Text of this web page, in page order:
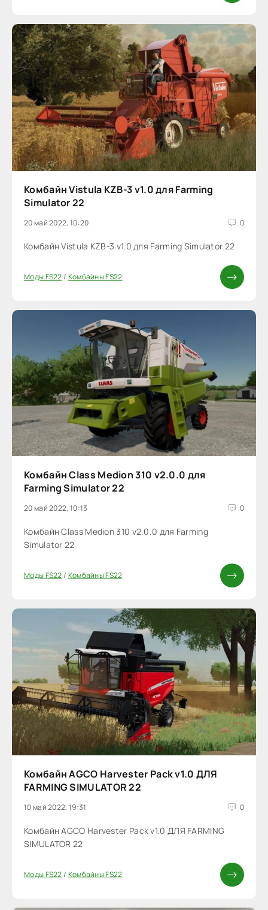
Комбайн Vistula KZB-3 v1.0 для Farming
Simulator 22
20 май 2022, 10:20 0
Комбайн Vistula KZB-3 v1.0 для Farming Simulator 22
Моды FS22/ Комбайны FS22
Комбайн Class Medion 310 v2.0.0 для
Farming Simulator 22
20 май 2022, 10:13 0
Комбайн Class Medion 310 v2.0.0 для Farming
Simulator 22
Моды FS22/ Комбайны FS22
Комбайн AGCO Harvester Pack v1.0 ДЛЯ
FARMING SIMULATOR 22
10 май 2022, 19:31 0
Комбайн AGCO Harvester Pack v1.0 ДЛЯ FARMING
SIMULATOR 22
Моды FS22/ Комбайны FS22